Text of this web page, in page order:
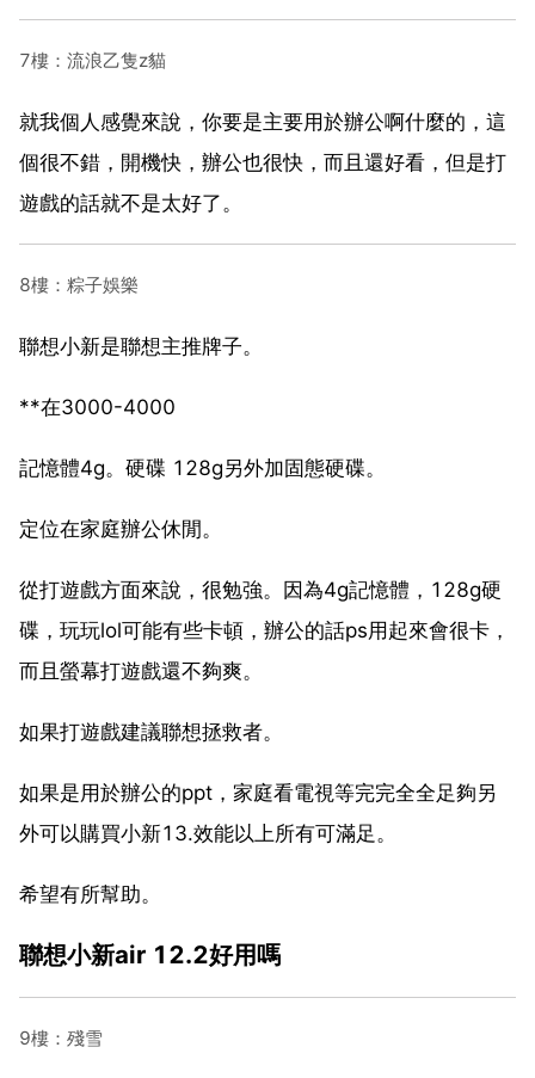
7樓：流浪乙隻z貓
就我個人感覺來說，你要是主要用於辦公啊什麼的，這
個很不錯，開機快，辦公也很快，而且還好看，但是打
遊戲的話就不是太好了。
8樓：粽子娛樂
聯想小新是聯想主推牌子。
**在3000-4000
記憶體4g。硬碟 128g另外加固態硬碟。
定位在家庭辦公休閒。
從打遊戲方面來說，很勉強。因為4g記憶體，128g硬
碟，玩玩lol可能有些卡頓，辦公的話ps用起來會很卡，
而且螢幕打遊戲還不夠爽。
如果打遊戲建議聯想拯救者。
如果是用於辦公的ppt，家庭看電視等完完全全足夠另
外可以購買小新13.效能以上所有可滿足。
希望有所幫助。
聯想小新air 12.2好用嗎
9樓：殘雪